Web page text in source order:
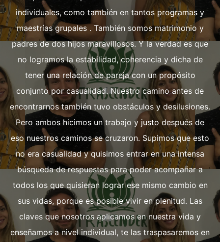
individuales, como también en tantos programas y
maestrías grupales . También somos matrimonio y
padres de dos hijos maravillosos. Y la verdad es que
no logramos la estabilidad, coherencia y dicha de
tener una relación de pareja con un propósito
conjunto por casualidad. Nuestro camino antes de
encontrarnos también tuvo obstáculos y desilusiones.
Pero ambos hicimos un trabajo y justo después de
eso nuestros caminos se cruzaron. Supimos que esto
no era casualidad y quisimos entrar en una intensa
búsqueda de respuestas para poder acompañar a
todos los que quisieran lograr ese mismo cambio en
sus vidas, porque es posible vivir en plenitud. Las
claves que nosotros aplicamos en nuestra vida y
enseñamos a nivel individual, te las traspasaremos en